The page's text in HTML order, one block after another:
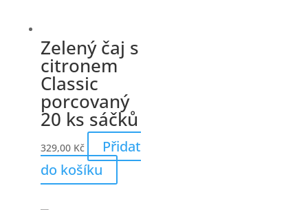
Zelený čaj s
citronem
Classic
porcovaný
20 ks sáčků
329,00 Kč
Přidat
do košíku